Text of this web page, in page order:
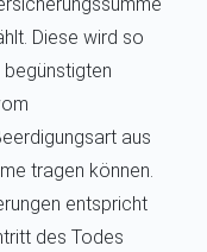
Diese wird so
aus
tragen können.
entspricht
des Todes